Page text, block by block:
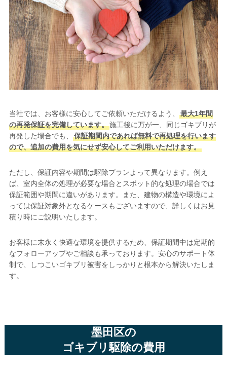
当社では、お客様に安心してご依頼いただけるよう、
最大1年間
の再発保証を完備しています。施工後に万が一、同じゴキブリが
再発した場合でも、
保証期間内であれば無料で再処理を行います
ので、追加の費用を気にせず安心してご利用いただけます。
ただし、保証内容や期間は駆除プランよって異なります。例え
ば、室内全体の処理が必要な場合とスポット的な処理の場合では
保証範囲や期間に違いがあります。また、建物の構造や環境によ
っては保証対象外となるケースもございますので、詳しくはお見
積り時にご説明いたします。
お客様に末永く快適な環境を提供するため、保証期間中は定期的
なフォローアップやご相談も承っております。安心のサポート体
制で、しつこいゴキブリ被害をしっかりと根本から解決いたしま
す。
墨田区の
ゴキブリ駆除の費用